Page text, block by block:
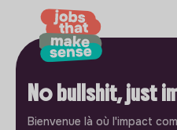
No bullshit, just
Bienvenue là où l'impact